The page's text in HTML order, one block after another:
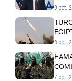
9 oct.
GAZA
8 oct.
7 oct.